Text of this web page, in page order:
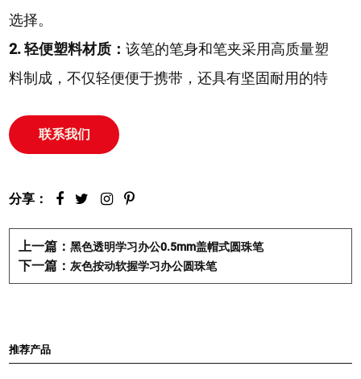
选择。
2. 轻便塑料材质：该笔的笔身和笔夹采用高质量塑
料制成，不仅轻便便于携带，还具有坚固耐用的特
清洁，方便维护。
流畅的书写体验。这种细腻的笔尖让用户可以自如
能够应对自如。
4. 柔软材质笔握：该笔的笔握由柔软的材质制作，
劳感。
联系我们
分享：
上一篇：黑色透明学习办公0.5mm盖帽式圆珠笔
下一篇： 灰色按动软握学习办公圆珠笔
推荐产品